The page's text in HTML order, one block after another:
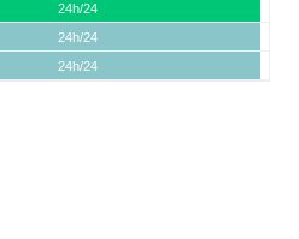
24h/24
24h/24
24h/24